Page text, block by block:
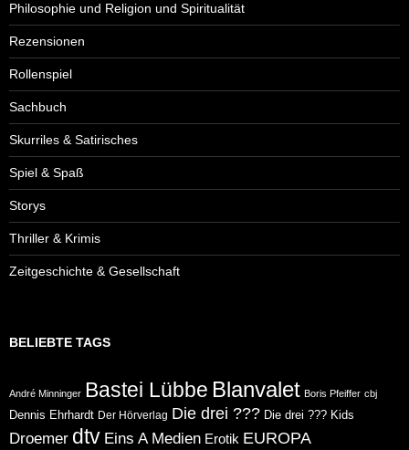
Philosophie und Religion und Spiritualität
Rezensionen
Rollenspiel
Sachbuch
Skurriles & Satirisches
Spiel & Spaß
Storys
Thriller & Krimis
Zeitgeschichte & Gesellschaft
BELIEBTE TAGS
André Minninger Bastei Lübbe Blanvalet Boris Pfeiffer cbj
Dennis Ehrhardt Der Hörverlag Die drei ??? Die drei ??? Kids
Droemer dtv Eins A Medien Erotik EUROPA